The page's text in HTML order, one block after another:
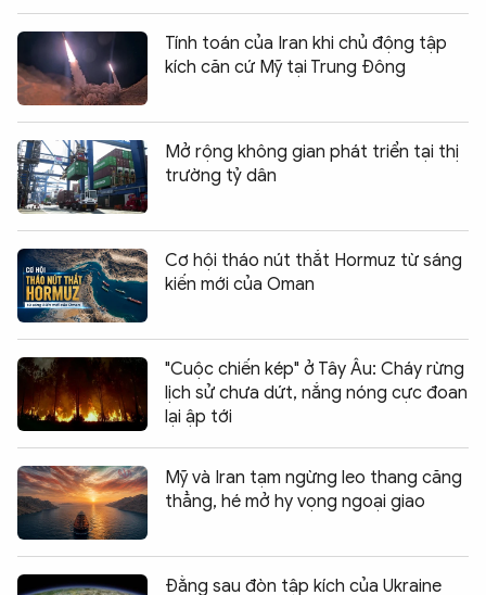
Tính toán của Iran khi chủ động tập
kích căn cứ Mỹ tại Trung Đông
Mở rộng không gian phát triển tại thị
trường tỷ dân
Cơ hội tháo nút thắt Hormuz từ sáng
kiến mới của Oman
"Cuộc chiến kép" ở Tây Âu: Cháy rừng
lịch sử chưa dứt, nắng nóng cực đoan
lại ập tới
Mỹ và Iran tạm ngừng leo thang căng
thẳng, hé mở hy vọng ngoại giao
Đằng sau đòn tập kích của Ukraine